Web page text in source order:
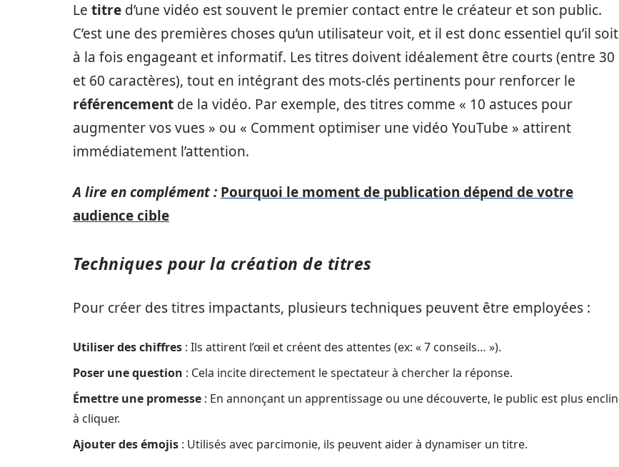
Le titre d’une vidéo est souvent le premier contact entre le créateur et son public.
C’est une des premières choses qu’un utilisateur voit, et il est donc essentiel qu’il soit
à la fois engageant et informatif. Les titres doivent idéalement être courts (entre 30
et 60 caractères), tout en intégrant des mots-clés pertinents pour renforcer le
référencement de la vidéo. Par exemple, des titres comme « 10 astuces pour
augmenter vos vues » ou « Comment optimiser une vidéo YouTube » attirent
immédiatement l’attention.
A lire en complément : Pourquoi le moment de publication dépend de votre
audience cible
Techniques pour la création de titres
Pour créer des titres impactants, plusieurs techniques peuvent être employées :
Utiliser des chiffres : Ils attirent l’œil et créent des attentes (ex: « 7 conseils… »).
Poser une question : Cela incite directement le spectateur à chercher la réponse.
Émettre une promesse : En annonçant un apprentissage ou une découverte, le public est plus enclin
à cliquer.
Ajouter des émojis : Utilisés avec parcimonie, ils peuvent aider à dynamiser un titre.